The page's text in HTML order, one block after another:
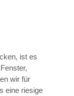
ist es
wir für
eine riesige